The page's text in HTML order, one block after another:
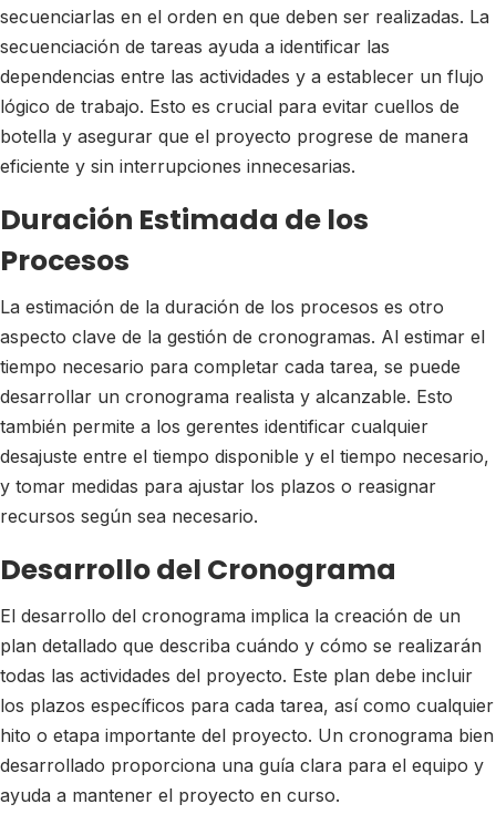
secuenciarlas en el orden en que deben ser realizadas. La
secuenciación de tareas ayuda a identificar las
dependencias entre las actividades y a establecer un flujo
lógico de trabajo. Esto es crucial para evitar cuellos de
botella y asegurar que el proyecto progrese de manera
eficiente y sin interrupciones innecesarias.
Duración Estimada de los
Procesos
La estimación de la duración de los procesos es otro
aspecto clave de la gestión de cronogramas. Al estimar el
tiempo necesario para completar cada tarea, se puede
desarrollar un cronograma realista y alcanzable. Esto
también permite a los gerentes identificar cualquier
desajuste entre el tiempo disponible y el tiempo necesario,
y tomar medidas para ajustar los plazos o reasignar
recursos según sea necesario.
Desarrollo del Cronograma
El desarrollo del cronograma implica la creación de un
plan detallado que describa cuándo y cómo se realizarán
todas las actividades del proyecto. Este plan debe incluir
los plazos específicos para cada tarea, así como cualquier
hito o etapa importante del proyecto. Un cronograma bien
desarrollado proporciona una guía clara para el equipo y
ayuda a mantener el proyecto en curso.